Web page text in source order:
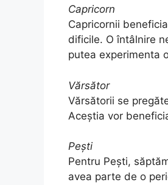
Capricorn
Capricornii
dificile. O întâlnire
putea experimenta
Vărsător
Vărsătorii se
Aceștia vor
Pești
Pentru Pești,
avea parte de o